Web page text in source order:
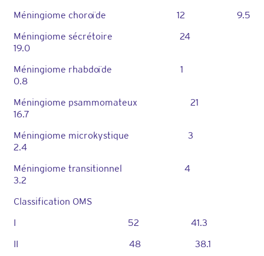
Méningiome choroïde 12 9.5
Méningiome sécrétoire 24
19.0
Méningiome rhabdoïde 1
0.8
Méningiome psammomateux 21
16.7
Méningiome microkystique 3
2.4
Méningiome transitionnel 4
3.2
Classification OMS
I 52 41.3
II 48 38.1